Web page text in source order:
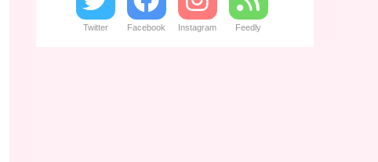
Twitter Facebook Instagram Feedly